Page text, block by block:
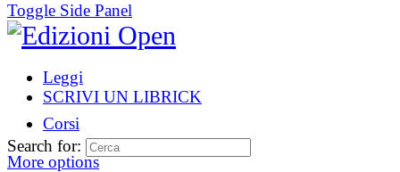
Toggle Side Panel
Leggi
SCRIVI UN LIBRICK
Corsi
More options
Search for: